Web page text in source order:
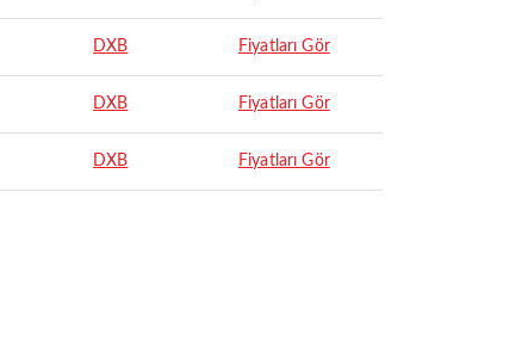
DXB Fiyatları Gör
DXB Fiyatları Gör
DXB Fiyatları Gör